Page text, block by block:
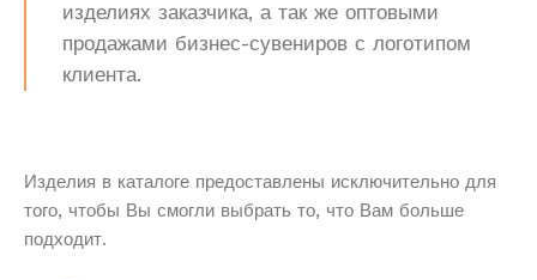
изделиях заказчика, а так же оптовыми
продажами бизнес-сувениров с логотипом
клиента.
Изделия в каталоге предоставлены исключительно для
того, чтобы Вы смогли выбрать то, что Вам больше
подходит.